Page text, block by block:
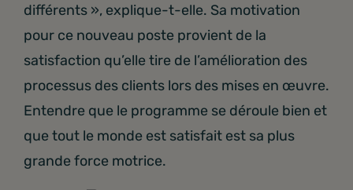
différents », explique-t-elle. Sa motivation
pour ce nouveau poste provient de la
satisfaction qu’elle tire de l’amélioration des
processus des clients lors des mises en œuvre.
Entendre que le programme se déroule bien et
que tout le monde est satisfait est sa plus
grande force motrice.